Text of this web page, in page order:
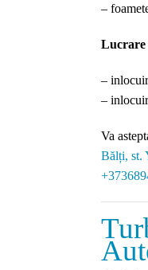
–
Lucrare
–
–
Va
Bălți, st.